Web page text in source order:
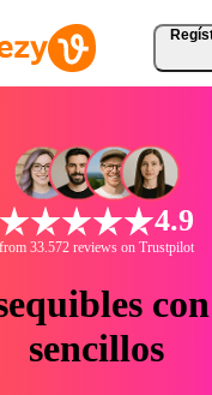
4.9
from 33.572 reviews on Trustpilot
sencillos